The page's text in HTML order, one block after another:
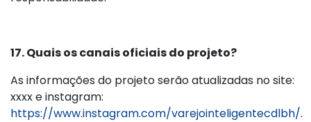
17. Quais os canais oficiais do projeto?
As informações do projeto serão atualizadas no site:
xxxx e instagram:
https://www.instagram.com/varejointeligentecdlbh/.